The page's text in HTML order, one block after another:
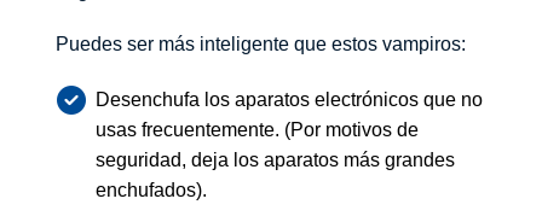
Puedes ser más inteligente que estos vampiros:
Desenchufa los aparatos electrónicos que no
usas frecuentemente. (Por motivos de
seguridad, deja los aparatos más grandes
enchufados).